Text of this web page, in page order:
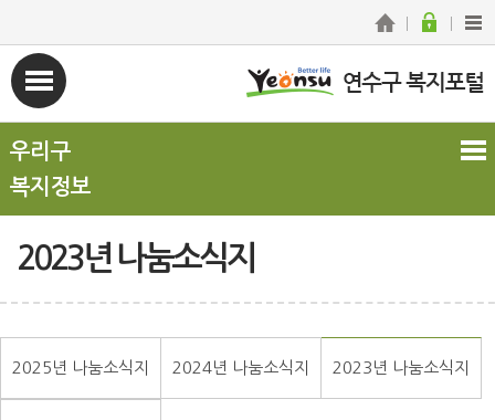
우리구
복지정보
2023년 나눔소식지
2025년 나눔소식지 2024년 나눔소식지 2023년 나눔소식지